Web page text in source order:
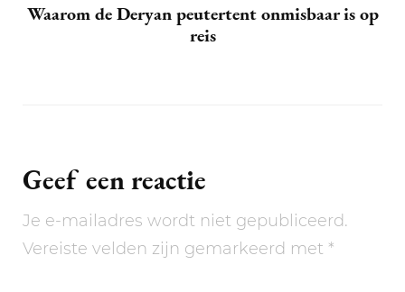
Waarom de Deryan peutertent onmisbaar is op
reis
Geef een reactie
Je e-mailadres wordt niet gepubliceerd.
Vereiste velden zijn gemarkeerd met *